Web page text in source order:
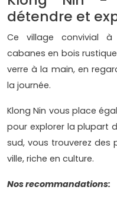
détendre et
Ce village convivial
cabanes en bois
verre à la main, en
la journée.
Klong Nin vous place
pour explorer la plupart
sud, vous trouverez des
ville, riche en culture.
Nos recommandations: